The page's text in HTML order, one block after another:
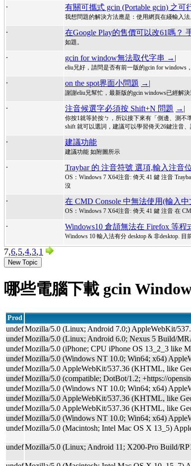
. 有關可攜式 gcin (Portable gcin) 之可
我想問題的解決方法應是：使用網頁在綫輸入法
. 在Google Play的售價可以改61嗎？
如題。
. gcin for window無法取代字串 →|
eliu兄好，請問是否有前一版的gcin for
. on the spot界面小問題 →|
謝謝eliu兄幫忙，最新版的gcin windows已經解
. 注音候選字必須按 Shift+N 問題 →|
你按1就等於按ㄅ，所以接下來有「側邊、測
shift 就可以選詞，建議可以學習倚天26鍵注音、
. 建議功能
建議功能 如附圖所示
. Traybar 的 注音符號 選項,輸入注音
OS：Windows 7 X64注音: 倚天 41 鍵 注音
沒
. 在 CMD Console 中無法使用(輸入中
OS：Windows 7 X64注音: 倚天 41 鍵 注音 在
. Windows10 倉頡無法在 Firefox 等
Windows 10 輸入法有分 desktop & 非desktop.
7,6,5,4,3,1
New Topic
哪些電腦下載 gcin
Prod
undefMozilla/5.0 (Linux; Android 7.0;) AppleWebKit/
undefMozilla/5.0 (Linux; Android 6.0; Nexus 5 Build/
undefMozilla/5.0 (iPhone; CPU iPhone OS 13_2_3 like
undefMozilla/5.0 (Windows NT 10.0; Win64; x64)
undefMozilla/5.0 AppleWebKit/537.36 (KHTML, like
undefMozilla/5.0 (compatible; DotBot/1.2; +https://
undefMozilla/5.0 (Windows NT 10.0; Win64; x64)
undefMozilla/5.0 AppleWebKit/537.36 (KHTML, like
undefMozilla/5.0 AppleWebKit/537.36 (KHTML, like
undefMozilla/5.0 (Windows NT 10.0; Win64; x64)
undefMozilla/5.0 (Macintosh; Intel Mac OS X 13_5)
undefMozilla/5.0 (Linux; Android 11; X200-Pro Build/